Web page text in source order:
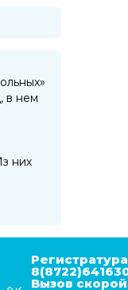
в нем
них
Вызов скорой